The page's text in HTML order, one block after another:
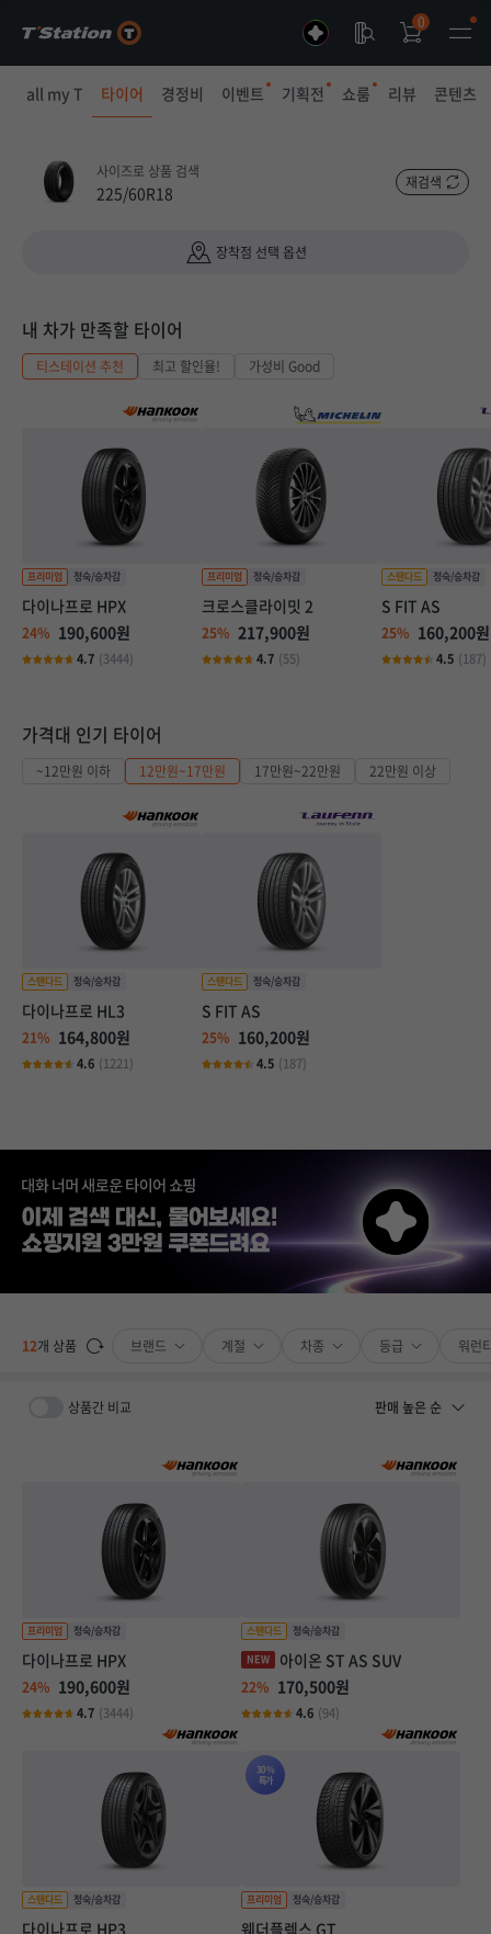
0
all my T 타이어 경정비 이벤트 기획전 쇼룸 리뷰 콘텐츠
사이즈로 상품 검색
225/60R18
재검색
장착점 선택 옵션
내 차가 만족할 타이어
티스테이션 추천 최고 할인율! 가성비 Good
다이나프로 HPX
24% 190,600원
4.7 (3444)
크로스클라이밋 2
25% 217,900원
4.7 (55)
S FIT AS
25% 160,200원
4.5 (187)
가격대 인기 타이어
~12만원 이하 12만원~17만원 17만원~22만원 22만원 이상
다이나프로 HL3
21% 164,800원
4.6 (1221)
S FIT AS
25% 160,200원
4.5 (187)
12개 상품 브랜드 계절 차종 등급 워런
상품간 비교
다이나프로 HPX
24% 190,600원
4.7 (3444)
아이온 ST AS SUV
22% 170,500원
4.6 (94)
다이나프로 HP3
30%
특가
웨더플렉스 GT